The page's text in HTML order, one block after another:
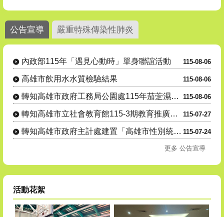
公告宣導 嚴重特殊傳染性肺炎
115-08-06
內政部115年「遇見心動時」單身聯誼活動
115-08-06
高雄市飲用水水質檢驗結果
115-08-06
轉知高雄市政府工務局公園處115年茄萣濕地志工(隊)招募
115-07-27
轉知高雄市立社會教育館115-3期教育推廣班自115年8月1....
115-07-24
轉知高雄市政府主計處建置「高雄市性別統計視覺化查詢平臺」，歡....
更多 公告宣導
活動花絮